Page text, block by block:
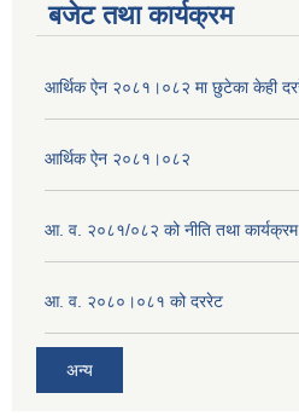
बजेट तथा कार्यक्रम
आर्थिक ऐन २०८१।०८२ मा छुटेका केही
आर्थिक ऐन २०८१।०८२
आ. व. २०८१/०८२ को नीति तथा
आ. व. २०८०।०८१ को दररेट
अन्य